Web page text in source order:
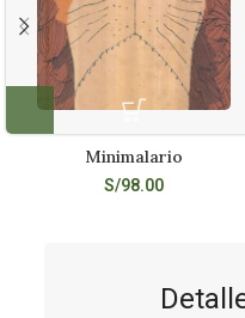
Minimalario
S/98.00